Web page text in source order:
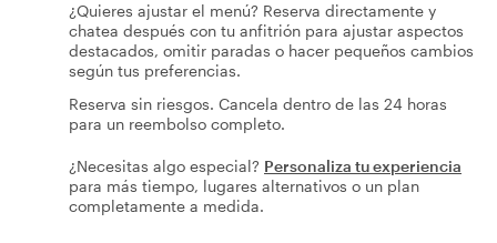
¿Quieres ajustar el menú? Reserva directamente y
chatea después con tu anfitrión para ajustar aspectos
destacados, omitir paradas o hacer pequeños cambios
según tus preferencias.
Reserva sin riesgos. Cancela dentro de las 24 horas
para un reembolso completo.
¿Necesitas algo especial? Personaliza tu experiencia
para más tiempo, lugares alternativos o un plan
completamente a medida.